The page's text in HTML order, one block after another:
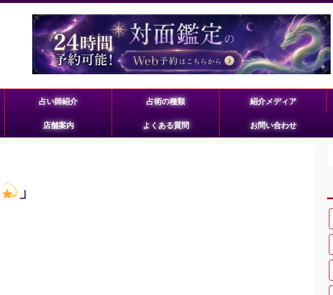
占い師紹介 占術の種類 紹介メディア
店舗案内 よくある質問 お問い合わせ
」